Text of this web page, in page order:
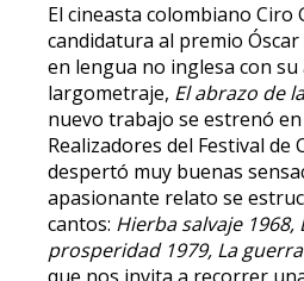
El cineasta colombiano
candidatura al premio
en lengua no inglesa con
largometraje, El abrazo de
nuevo trabajo se estrenó en
Realizadores del Festival de
despertó muy buenas
apasionante relato se
cantos: Hierba salvaje 1968,
prosperidad 1979, La